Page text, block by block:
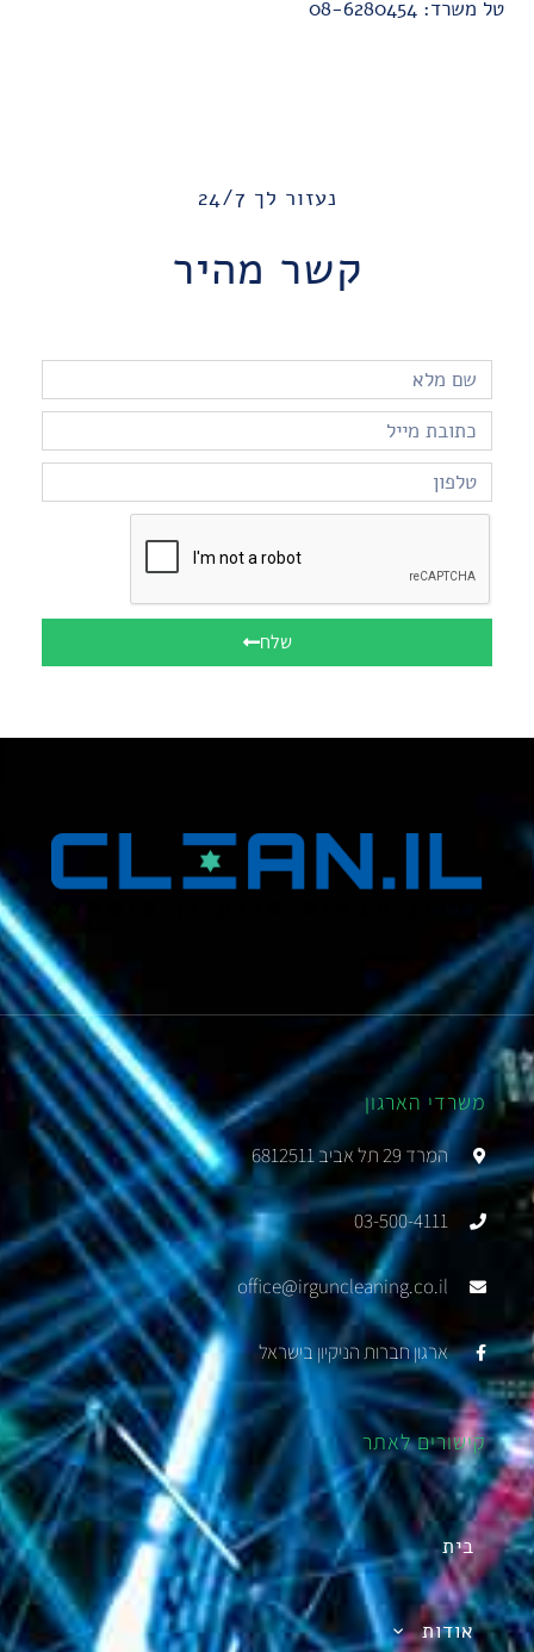
טל משרד: 08-6280454
נעזור לך 24/7
קשר מהיר
שלח
משרדי הארגון
המרד 29 תל אביב 6812511
03-500-4111
office@irguncleaning.co.il
ארגון חברות הניקיון בישראל
קישורים לאתר
בית
אודות